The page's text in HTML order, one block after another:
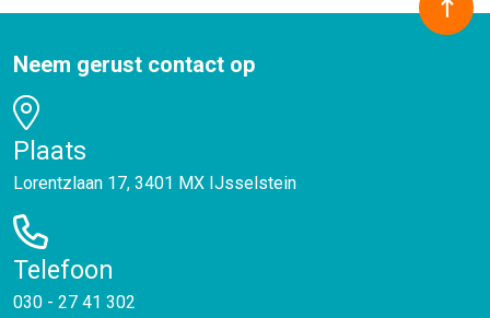
Neem gerust contact op
Plaats
Lorentzlaan 17, 3401 MX IJsselstein
Telefoon
030 - 27 41 302